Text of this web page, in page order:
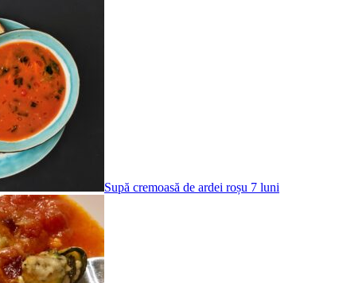
Supă cremoasă de ardei roșu 7 luni